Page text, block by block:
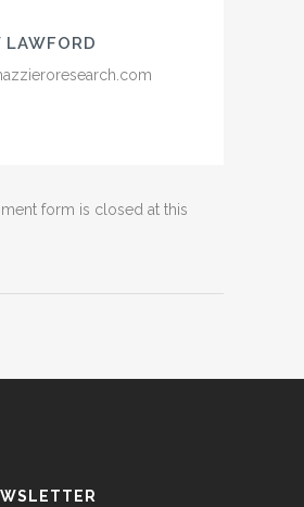
LAWFORD
form is closed at this